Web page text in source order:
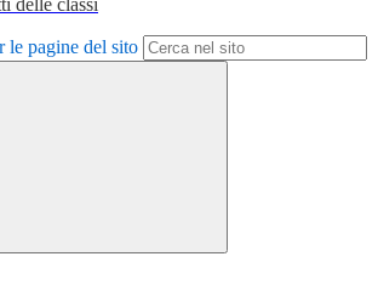
delle classi
le pagine del sito